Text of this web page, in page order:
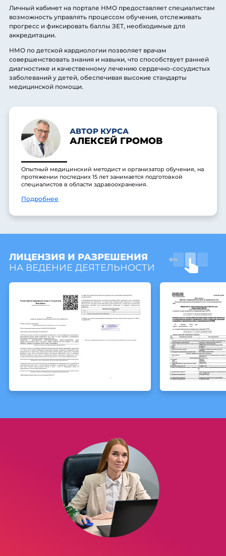
Личный кабинет на портале НМО предоставляет специалистам
возможность управлять процессом обучения, отслеживать
прогресс и фиксировать баллы ЗЕТ, необходимые для
аккредитации.
НМО по детской кардиологии позволяет врачам
совершенствовать знания и навыки, что способствует ранней
диагностике и качественному лечению сердечно-сосудистых
заболеваний у детей, обеспечивая высокие стандарты
медицинской помощи.
АВТОР КУРСА
АЛЕКСЕЙ ГРОМОВ
Опытный медицинский методист и организатор обучения, на
протяжении последних 15 лет занимается подготовкой
специалистов в области здравоохранения.
Подробнее
ЛИЦЕНЗИЯ И РАЗРЕШЕНИЯ
НА ВЕДЕНИЕ ДЕЯТЕЛЬНОСТИ